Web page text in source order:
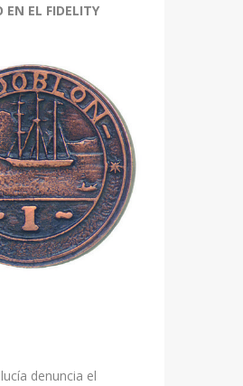
EN EL FIDELITY
denuncia el